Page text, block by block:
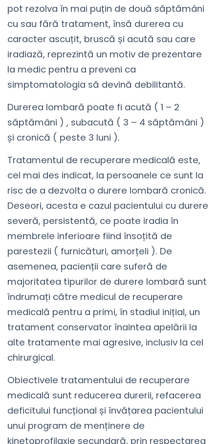
pot rezolva în mai puțin de două săptămâni
cu sau fără tratament, însă durerea cu
caracter ascuțit, bruscă și acută sau care
iradiază, reprezintă un motiv de prezentare
la medic pentru a preveni ca
simptomatologia să devină debilitantă.
Durerea lombară poate fi acută ( 1 – 2
săptămâni ) , subacută ( 3 – 4 săptămâni )
și cronică ( peste 3 luni ).
Tratamentul de recuperare medicală este,
cel mai des indicat, la persoanele ce sunt la
risc de a dezvolta o durere lombară cronică.
Deseori, acesta e cazul pacientului cu durere
severă, persistentă, ce poate iradia în
membrele inferioare fiind însoțită de
parestezii ( furnicături, amorțeli ). De
asemenea, pacienții care suferă de
majoritatea tipurilor de durere lombară sunt
îndrumați către medicul de recuperare
medicală pentru a primi, în stadiul inițial, un
tratament conservator înaintea apelării la
alte tratamente mai agresive, inclusiv la cel
chirurgical.
Obiectivele tratamentului de recuperare
medicală sunt reducerea durerii, refacerea
deficitului funcțional și învățarea pacientului
unui program de menținere de
kinetoprofilaxie secundară, prin respectarea